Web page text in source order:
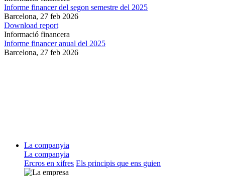
Informe financer del segon semestre del 2025
Barcelona, 27 feb 2026
Download report
Informació financera
Informe financer anual del 2025
Barcelona, 27 feb 2026
La companyia
La companyia
Ercros en xifres Els principis que ens guien